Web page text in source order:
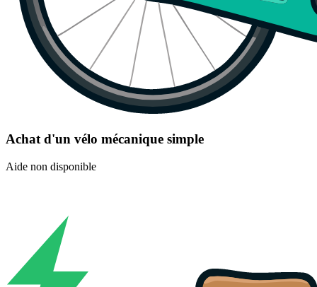
Achat d'un vélo mécanique simple
Aide non disponible